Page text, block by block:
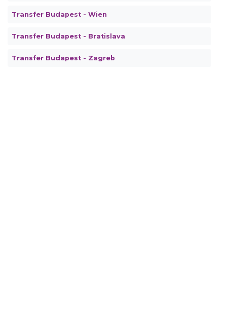
Transfer Budapest - Wien
Transfer Budapest - Bratislava
Transfer Budapest - Zagreb